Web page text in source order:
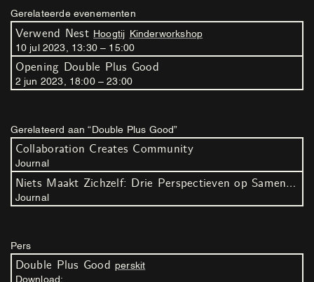
Gerelateerde evenementen
Verwend Nest Hoogtij Kinderworkshop
10 jul 2023 13 : 30– 15 :00
Opening Double Plus Good
2 jun 2023 18 :00–23 :00
Gerelateerd aan “Double Plus Good”
Collaboration Creates Community
Journal
Niets Maakt Zichzelf: Drie Perspectieven op Samenwerken
Journal
Pers
Double Plus Goodperskit
Download: